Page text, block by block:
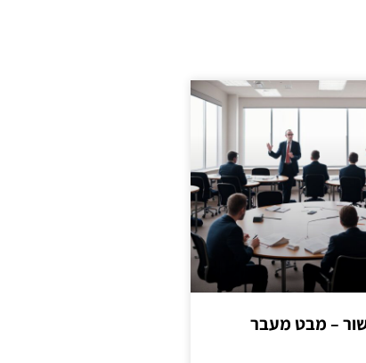
– מבט מעבר